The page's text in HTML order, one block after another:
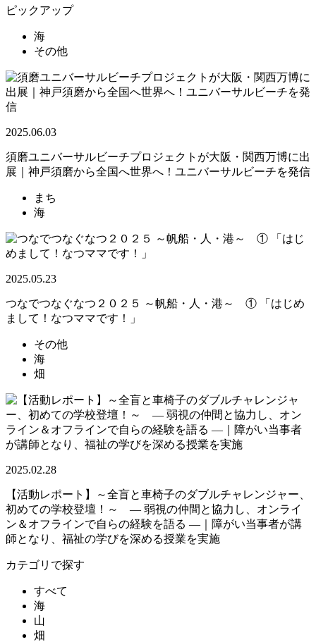
ピックアップ
海
その他
2025.06.03
須磨ユニバーサルビーチプロジェクトが大阪・関西万博に出
展｜神戸須磨から全国へ世界へ！ユニバーサルビーチを発信
まち
海
2025.05.23
つなでつなぐなつ２０２５ ～帆船・人・港～ ① 「はじめ
まして！なつママです！」
その他
海
畑
2025.02.28
【活動レポート】～全盲と車椅子のダブルチャレンジャー、
初めての学校登壇！～ — 弱視の仲間と協力し、オンライ
ン＆オフラインで自らの経験を語る —｜障がい当事者が講
師となり、福祉の学びを深める授業を実施
カテゴリで探す
すべて
海
山
畑